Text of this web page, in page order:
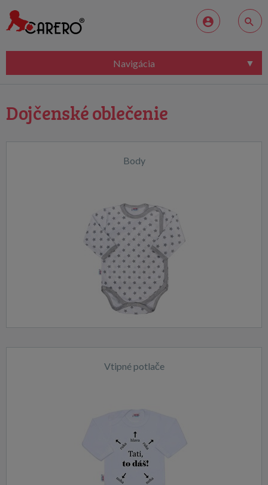
Navigácia
Dojčenské oblečenie
Body
Vtipné potlače